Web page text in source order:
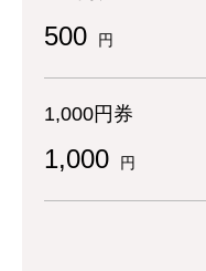
500 円
1,000円券
1,000 円